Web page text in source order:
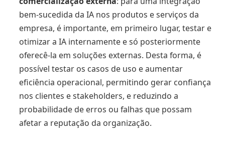
bem-sucedida da IA nos produtos e serviços da
empresa, é importante, em primeiro lugar, testar e
otimizar a IA internamente e só posteriormente
oferecê-la em soluções externas. Desta forma, é
possível testar os casos de uso e aumentar
eficiência operacional, permitindo gerar confiança
nos clientes e stakeholders, e reduzindo a
probabilidade de erros ou falhas que possam
afetar a reputação da organização.